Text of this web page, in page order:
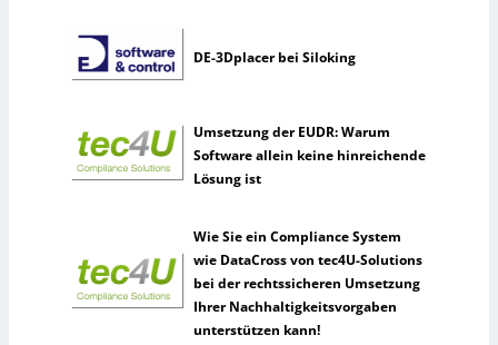
DE-3Dplacer bei Siloking
Umsetzung der EUDR: Warum
Software allein keine hinreichende
Lösung ist
Wie Sie ein Compliance System
wie DataCross von tec4U-Solutions
bei der rechtssicheren Umsetzung
Ihrer Nachhaltigkeitsvorgaben
unterstützen kann!